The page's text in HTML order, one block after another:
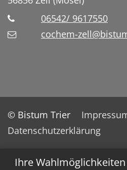
Ihre
06542/ 9617550
cochem-
© Bistum Trier
Datenschutzerklärung